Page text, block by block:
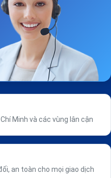
Minh và các vùng lân cận
an toàn cho mọi giao dịch